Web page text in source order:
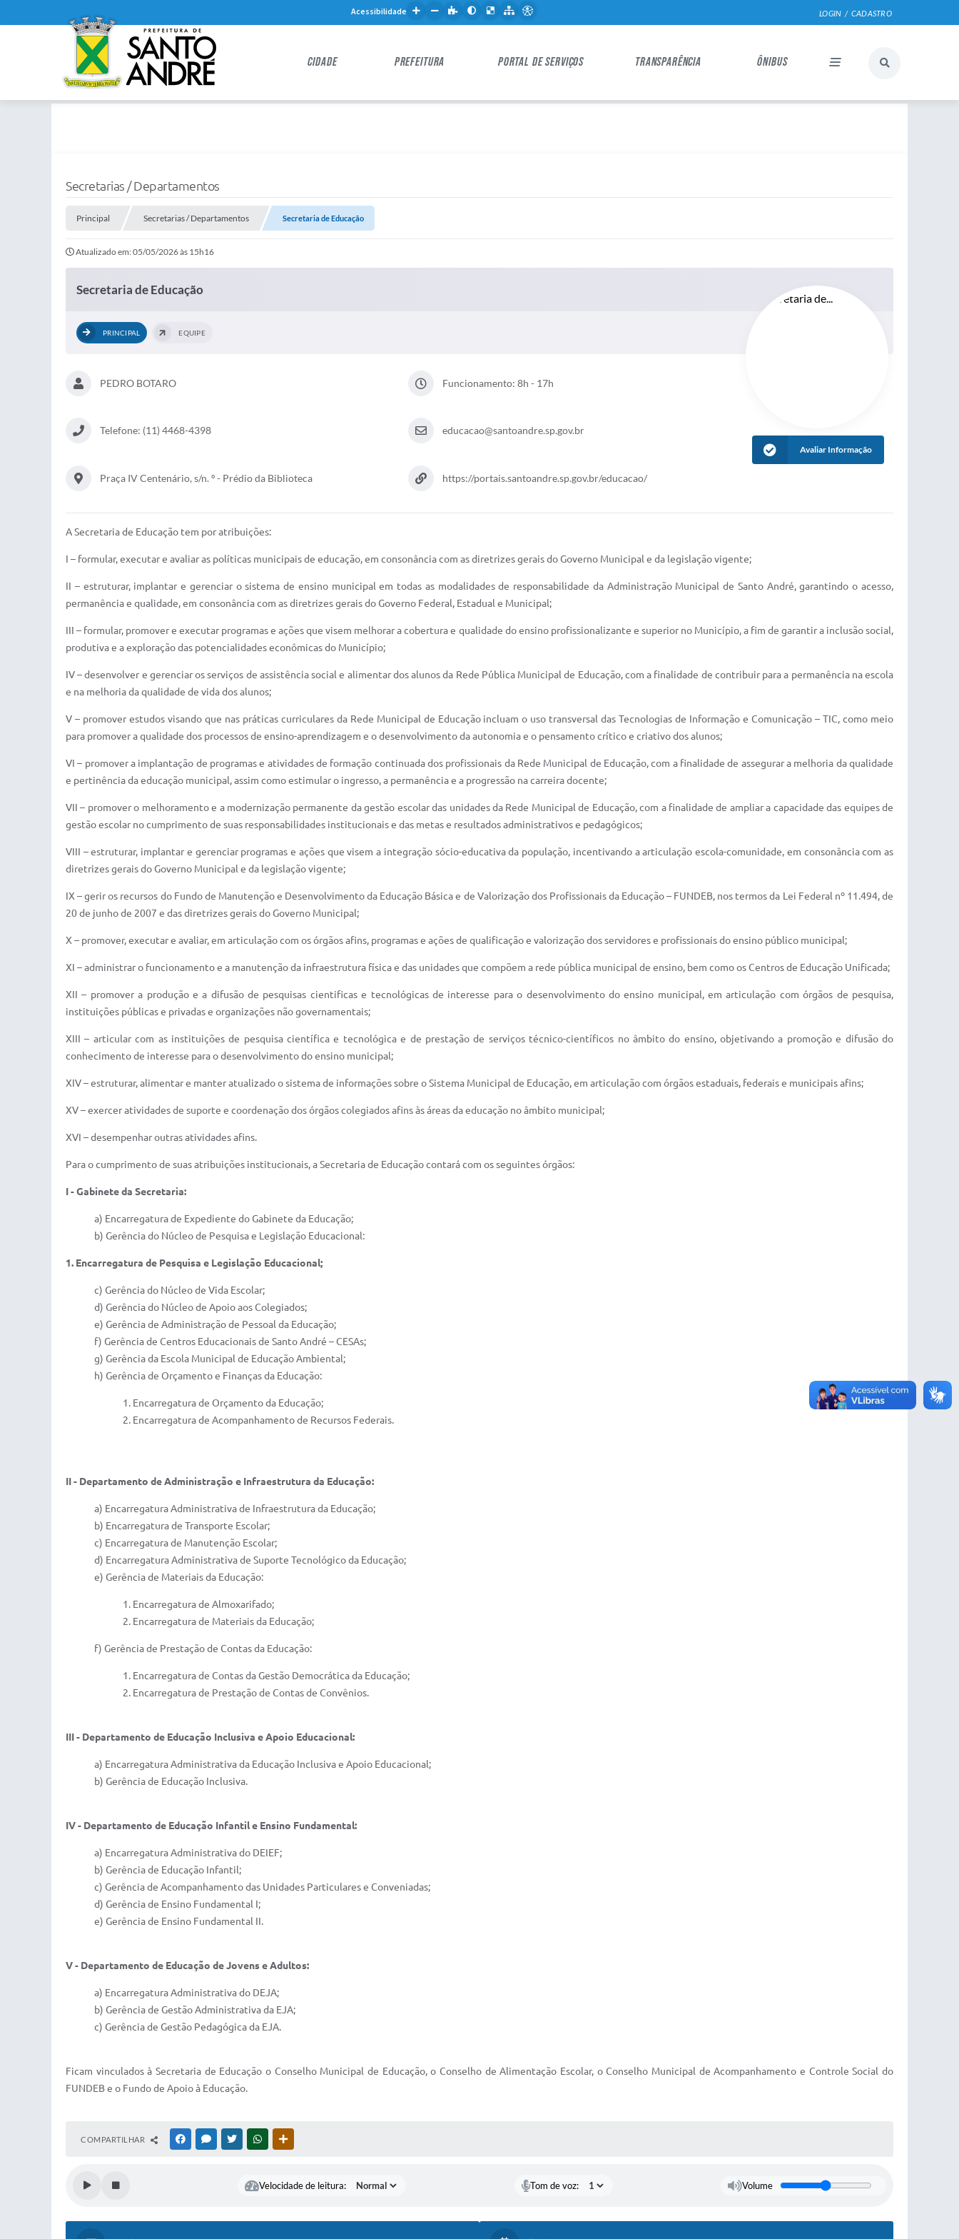
LOGIN / CADASTRO
Acessibilidade
CIDADE PREFEITURA PORTAL DE SERVIÇOS TRANSPARÊNCIA ÔNIBUS
Secretarias / Departamentos
Principal Secretarias / Departamentos Secretaria de Educação
Atualizado em: 05/05/2026 às 15h16
Secretaria de Educação
PRINCIPAL EQUIPE
PEDRO BOTARO Funcionamento: 8h - 17h
Telefone: (11) 4468-4398 educacao@santoandre.sp.gov.br
Praça IV Centenário, s/n. º - Prédio da Biblioteca https://portais.santoandre.sp.gov.br/educacao/
Avaliar Informação
A Secretaria de Educação tem por atribuições:
I – formular, executar e avaliar as políticas municipais de educação, em consonância com as diretrizes gerais do Governo Municipal e da legislação vigente;
II – estruturar, implantar e gerenciar o sistema de ensino municipal em todas as modalidades de responsabilidade da Administração Municipal de Santo André, garantindo o acesso,
permanência e qualidade, em consonância com as diretrizes gerais do Governo Federal, Estadual e Municipal;
III – formular, promover e executar programas e ações que visem melhorar a cobertura e qualidade do ensino profissionalizante e superior no Município, a fim de garantir a inclusão social,
produtiva e a exploração das potencialidades econômicas do Município;
IV – desenvolver e gerenciar os serviços de assistência social e alimentar dos alunos da Rede Pública Municipal de Educação, com a finalidade de contribuir para a permanência na escola
e na melhoria da qualidade de vida dos alunos;
V – promover estudos visando que nas práticas curriculares da Rede Municipal de Educação incluam o uso transversal das Tecnologias de Informação e Comunicação – TIC, como meio
para promover a qualidade dos processos de ensino-aprendizagem e o desenvolvimento da autonomia e o pensamento crítico e criativo dos alunos;
VI – promover a implantação de programas e atividades de formação continuada dos profissionais da Rede Municipal de Educação, com a finalidade de assegurar a melhoria da qualidade
e pertinência da educação municipal, assim como estimular o ingresso, a permanência e a progressão na carreira docente;
VII – promover o melhoramento e a modernização permanente da gestão escolar das unidades da Rede Municipal de Educação, com a finalidade de ampliar a capacidade das equipes de
gestão escolar no cumprimento de suas responsabilidades institucionais e das metas e resultados administrativos e pedagógicos;
VIII – estruturar, implantar e gerenciar programas e ações que visem a integração sócio-educativa da população, incentivando a articulação escola-comunidade, em consonância com as
diretrizes gerais do Governo Municipal e da legislação vigente;
IX – gerir os recursos do Fundo de Manutenção e Desenvolvimento da Educação Básica e de Valorização dos Profissionais da Educação – FUNDEB, nos termos da Lei Federal nº 11.494, de
20 de junho de 2007 e das diretrizes gerais do Governo Municipal;
X – promover, executar e avaliar, em articulação com os órgãos afins, programas e ações de qualificação e valorização dos servidores e profissionais do ensino público municipal;
XI – administrar o funcionamento e a manutenção da infraestrutura física e das unidades que compõem a rede pública municipal de ensino, bem como os Centros de Educação Unificada;
XII – promover a produção e a difusão de pesquisas cientificas e tecnológicas de interesse para o desenvolvimento do ensino municipal, em articulação com órgãos de pesquisa,
instituições públicas e privadas e organizações não governamentais;
XIII – articular com as instituições de pesquisa científica e tecnológica e de prestação de serviços técnico-científicos no âmbito do ensino, objetivando a promoção e difusão do
conhecimento de interesse para o desenvolvimento do ensino municipal;
XIV – estruturar, alimentar e manter atualizado o sistema de informações sobre o Sistema Municipal de Educação, em articulação com órgãos estaduais, federais e municipais afins;
XV – exercer atividades de suporte e coordenação dos órgãos colegiados afins às áreas da educação no âmbito municipal;
XVI – desempenhar outras atividades afins.
Para o cumprimento de suas atribuições institucionais, a Secretaria de Educação contará com os seguintes órgãos:
I - Gabinete da Secretaria:
a) Encarregatura de Expediente do Gabinete da Educação;
b) Gerência do Núcleo de Pesquisa e Legislação Educacional:
1. Encarregatura de Pesquisa e Legislação Educacional;
c) Gerência do Núcleo de Vida Escolar;
d) Gerência do Núcleo de Apoio aos Colegiados;
e) Gerência de Administração de Pessoal da Educação;
f) Gerência de Centros Educacionais de Santo André – CESAs;
g) Gerência da Escola Municipal de Educação Ambiental;
h) Gerência de Orçamento e Finanças da Educação:
1. Encarregatura de Orçamento da Educação;
2. Encarregatura de Acompanhamento de Recursos Federais.
II - Departamento de Administração e Infraestrutura da Educação:
a) Encarregatura Administrativa de Infraestrutura da Educação;
b) Encarregatura de Transporte Escolar;
c) Encarregatura de Manutenção Escolar;
d) Encarregatura Administrativa de Suporte Tecnológico da Educação;
e) Gerência de Materiais da Educação:
1. Encarregatura de Almoxarifado;
2. Encarregatura de Materiais da Educação;
f) Gerência de Prestação de Contas da Educação:
1. Encarregatura de Contas da Gestão Democrática da Educação;
2. Encarregatura de Prestação de Contas de Convênios.
III - Departamento de Educação Inclusiva e Apoio Educacional:
a) Encarregatura Administrativa da Educação Inclusiva e Apoio Educacional;
b) Gerência de Educação Inclusiva.
IV - Departamento de Educação Infantil e Ensino Fundamental:
a) Encarregatura Administrativa do DEIEF;
b) Gerência de Educação Infantil;
c) Gerência de Acompanhamento das Unidades Particulares e Conveniadas;
d) Gerência de Ensino Fundamental I;
e) Gerência de Ensino Fundamental II.
V - Departamento de Educação de Jovens e Adultos:
a) Encarregatura Administrativa do DEJA;
b) Gerência de Gestão Administrativa da EJA;
c) Gerência de Gestão Pedagógica da EJA.
Ficam vinculados à Secretaria de Educação o Conselho Municipal de Educação, o Conselho de Alimentação Escolar, o Conselho Municipal de Acompanhamento e Controle Social do
FUNDEB e o Fundo de Apoio à Educação.
COMPARTILHAR FACEBOOKMESSENGER
TWITTERWHATSAPP
Velocidade de leitura: Tom de voz: Volume